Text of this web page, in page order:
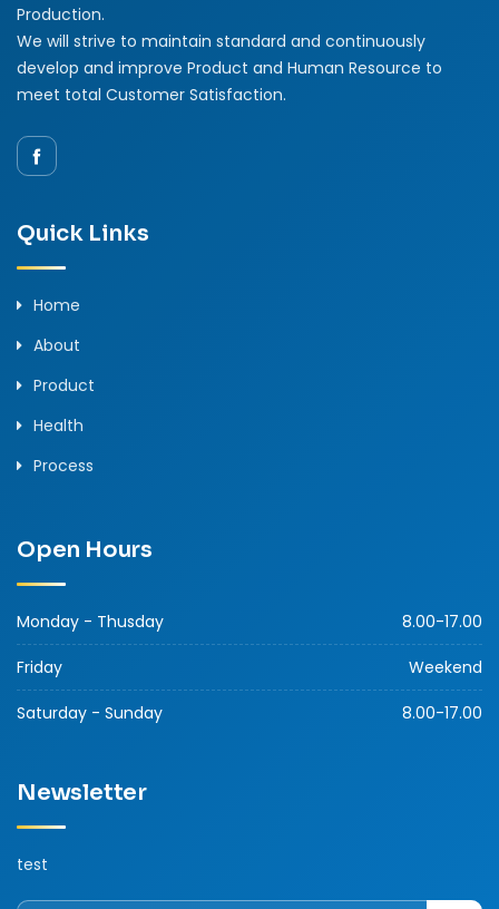
Production.
We will strive to maintain standard and continuously
develop and improve Product and Human Resource to
meet total Customer Satisfaction.
Quick Links
Home
About
Product
Health
Process
Open Hours
Monday - Thusday 8.00-17.00
Friday Weekend
Saturday - Sunday 8.00-17.00
Newsletter
test